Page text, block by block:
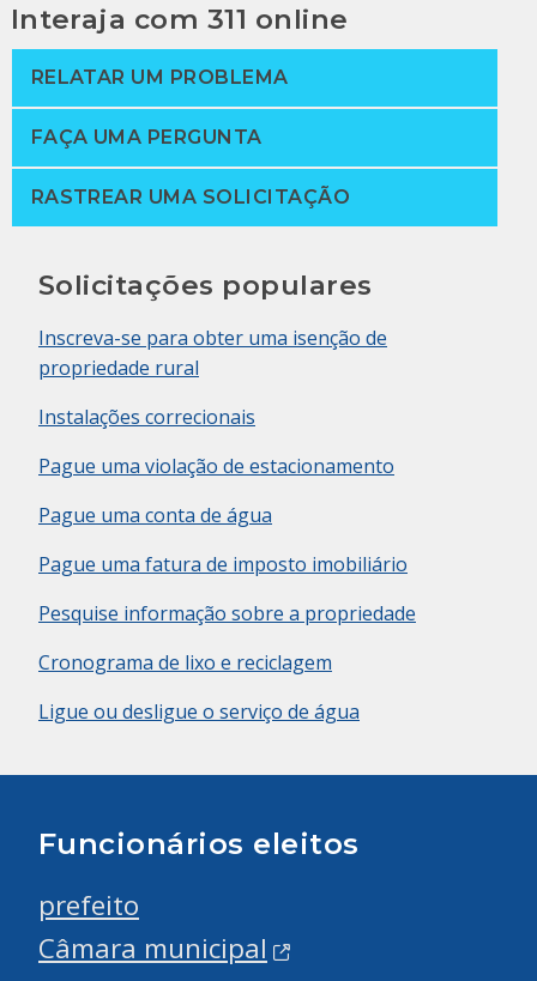
Interaja com 311 online
RELATAR UM PROBLEMA
FAÇA UMA PERGUNTA
RASTREAR UMA SOLICITAÇÃO
Solicitações populares
Inscreva-se para obter uma isenção de
propriedade rural
Instalações correcionais
Pague uma violação de estacionamento
Pague uma conta de água
Pague uma fatura de imposto imobiliário
Pesquise informação sobre a propriedade
Cronograma de lixo e reciclagem
Ligue ou desligue o serviço de água
Funcionários eleitos
prefeito
Câmara municipal